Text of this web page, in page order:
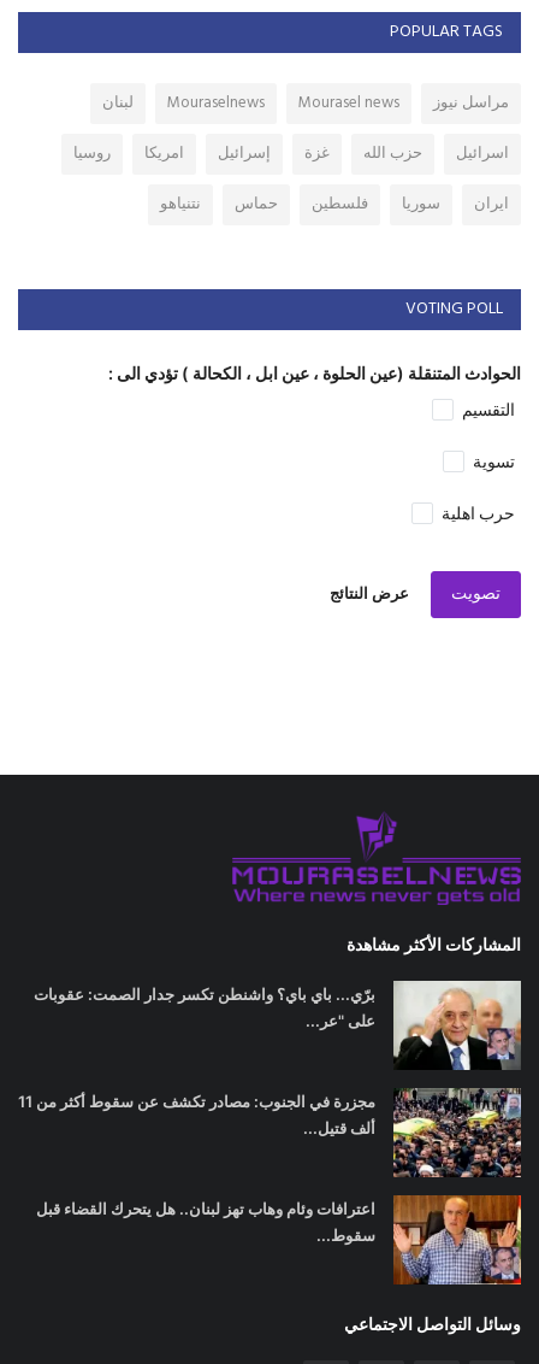
POPULAR TAGS
مراسل نيوز Mourasel news
Mouraselnews
لبنان
اسرائيل
حزب الله غزة إسرائيل امريكا
روسيا
ايران
سوريا فلسطين حماس نتنياهو
VOTING POLL
الحوادث المتنقلة (عين الحلوة ، عين ابل ، الكحالة ) تؤدي الى :
التقسيم
تسوية
حرب اهلية
تصويت عرض النتائج
المشاركات الأكثر مشاهدة
برّي... باي باي؟ واشنطن تكسر جدار الصمت: عقوبات
على "عر...
مجزرة في الجنوب: مصادر تكشف عن سقوط أكثر من 11
ألف قتيل...
اعترافات وئام وهاب تهز لبنان.. هل يتحرك القضاء قبل
سقوط...
وسائل التواصل الاجتماعي